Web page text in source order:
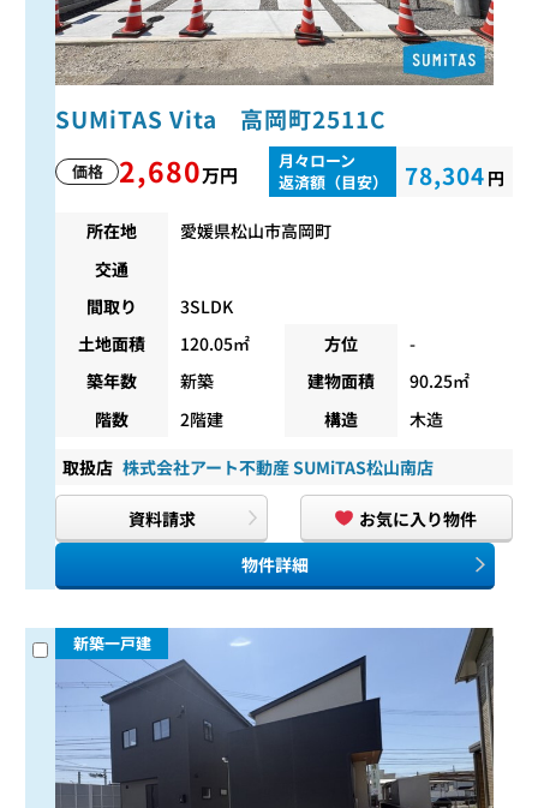
SUMiTAS Vita 高岡町2511C
価格 2,680万円
月々ローン
返済額（目安）
78,304 円
所在地
愛媛県松山市高岡町
交通
間取り
3SLDK
土地面積
120.05㎡ 方位
-
築年数
新築 建物面積
90.25㎡
階数
2階建 構造 木造
取扱店 株式会社アート不動産 SUMiTAS松山南店
資料請求
お気に入り物件
物件詳細
新築一戸建